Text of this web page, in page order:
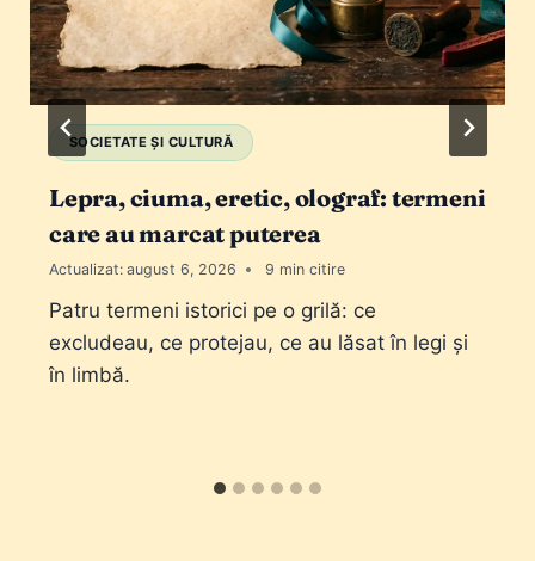
SOCIETATE ȘI CULTURĂ
Lepra, ciuma, eretic, olograf: termeni
care au marcat puterea
Actualizat: august 6, 2026 9
Patru termeni istorici pe o grilă: ce
excludeau, ce protejau, ce au lăsat în legi și
în limbă.